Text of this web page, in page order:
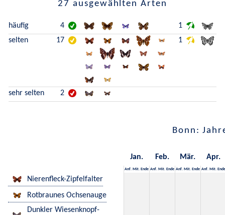
27 ausgewählten Arten
häufig 4
1
selten
17 1
sehr selten 2
Bonn:
Jan. Feb. Mär. Apr.
Anf. Mit. Ende Anf. Mit. Ende Anf. Mit. Ende Anf. Mit. Ende
Nierenfleck-Zipfelfalter
Rotbraunes Ochsenauge
Dunkler Wiesenknopf-